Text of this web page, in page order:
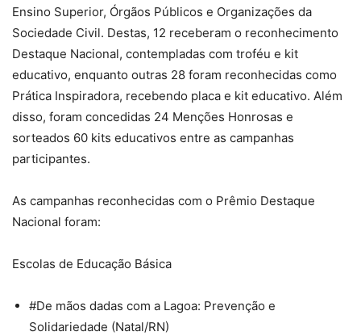
Ensino Superior, Órgãos Públicos e Organizações da
Sociedade Civil. Destas, 12 receberam o reconhecimento
Destaque Nacional, contempladas com troféu e kit
educativo, enquanto outras 28 foram reconhecidas como
Prática Inspiradora, recebendo placa e kit educativo. Além
disso, foram concedidas 24 Menções Honrosas e
sorteados 60 kits educativos entre as campanhas
participantes.
As campanhas reconhecidas com o Prêmio Destaque
Nacional foram:
Escolas de Educação Básica
#De mãos dadas com a Lagoa: Prevenção e
Solidariedade (Natal/RN)